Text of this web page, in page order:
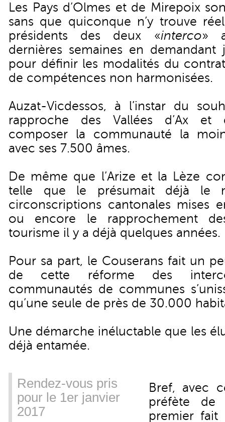
Les Pays d’Olmes et de Mirepoix
sans que quiconque n’y trouve
présidents des deux «interco»
dernières semaines en
pour définir les modalités du
de compétences non harmonisées.
Auzat-Vicdessos, à l’instar du
rapproche des Vallées d’Ax
composer la communauté la
avec ses 7.500 âmes.
De même que l’Arize et la Lèze
telle que le présumait déjà le
circonscriptions cantonales mises
ou encore le rapprochement
tourisme il y a déjà quelques années.
Pour sa part, le Couserans fait un
de cette réforme des
communautés de communes
qu’une seule de près de 30.000
Une démarche inéluctable que les
déjà entamée.
Rendez-vous pris
pour le 1er janvier
2017
Bref, avec
préfète de
premier fait